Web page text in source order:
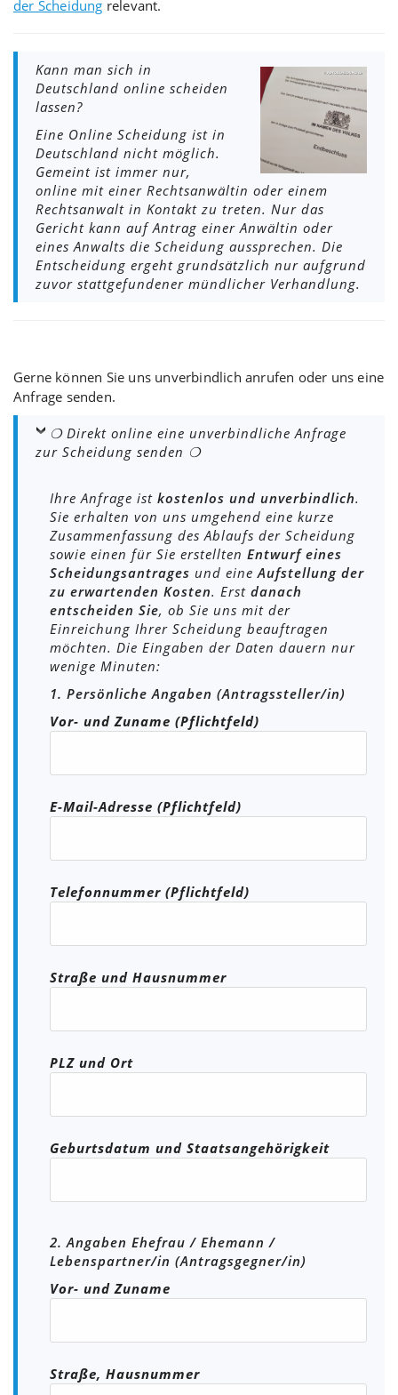
der Scheidung relevant.
Kann man sich in
Deutschland online scheiden
lassen?
Eine Online Scheidung ist in
Deutschland nicht möglich.
Gemeint ist immer nur,
online mit einer Rechtsanwältin oder einem
Rechtsanwalt in Kontakt zu treten. Nur das
Gericht kann auf Antrag einer Anwältin oder
eines Anwalts die Scheidung aussprechen. Die
Entscheidung ergeht grundsätzlich nur aufgrund
zuvor stattgefundener mündlicher Verhandlung.
Gerne können Sie uns unverbindlich anrufen oder uns eine
Anfrage senden.
❍ Direkt online eine unverbindliche Anfrage
zur Scheidung senden ❍
Ihre Anfrage ist kostenlos und unverbindlich.
Sie erhalten von uns umgehend eine kurze
Zusammenfassung des Ablaufs der Scheidung
sowie einen für Sie erstellten Entwurf eines
Scheidungsantrages und eineAufstellung der
zu erwartenden Kosten. Erst danach
entscheiden Sie, ob Sie uns mit der
Einreichung Ihrer Scheidung beauftragen
möchten. Die Eingaben der Daten dauern nur
wenige Minuten:
1. Persönliche Angaben (Antragssteller/in)
Vor- und Zuname (Pflichtfeld)
E-Mail-Adresse (Pflichtfeld)
Telefonnummer (Pflichtfeld)
Straße und Hausnummer
PLZ und Ort
Geburtsdatum und Staatsangehörigkeit
2. Angaben Ehefrau / Ehemann /
Lebenspartner/in (Antragsgegner/in)
Vor- und Zuname
Straße, Hausnummer